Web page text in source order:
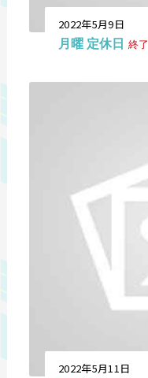
2022年5月9日
月曜 定休日 終了
2022年5月11日